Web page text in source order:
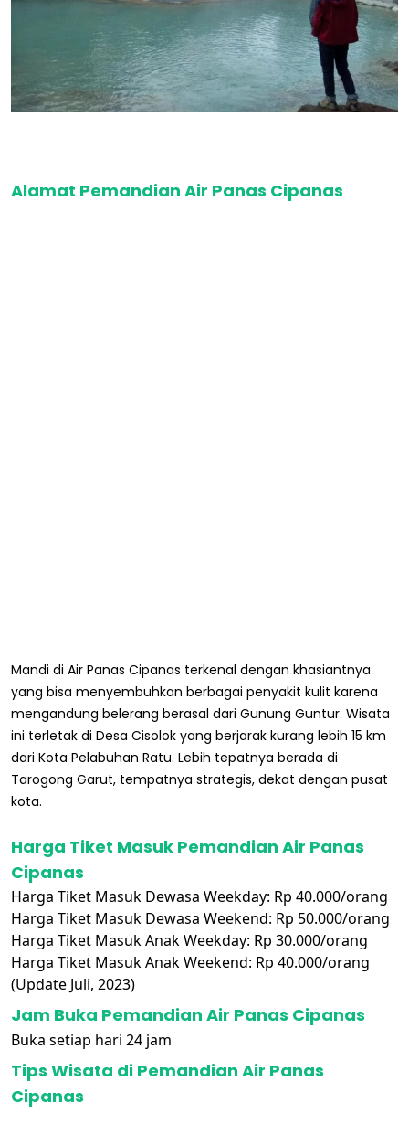
Alamat Pemandian Air Panas Cipanas
Mandi di Air Panas Cipanas terkenal dengan khasiantnya
yang bisa menyembuhkan berbagai penyakit kulit karena
mengandung belerang berasal dari Gunung Guntur. Wisata
ini terletak di Desa Cisolok yang berjarak kurang lebih 15 km
dari Kota Pelabuhan Ratu. Lebih tepatnya berada di
Tarogong Garut, tempatnya strategis, dekat dengan pusat
kota.
Harga Tiket Masuk Pemandian Air Panas
Cipanas
Harga Tiket Masuk Dewasa Weekday: Rp 40.000/orang
Harga Tiket Masuk Dewasa Weekend: Rp 50.000/orang
Harga Tiket Masuk Anak Weekday: Rp 30.000/orang
Harga Tiket Masuk Anak Weekend: Rp 40.000/orang
(Update Juli, 2023)
Jam Buka Pemandian Air Panas Cipanas
Buka setiap hari 24 jam
Tips Wisata di Pemandian Air Panas
Cipanas